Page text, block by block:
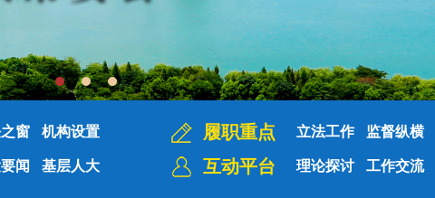
窗 机构设置
闻 基层人大
履职重点 立法工作 监督纵横
互动平台 理论探讨 工作交流